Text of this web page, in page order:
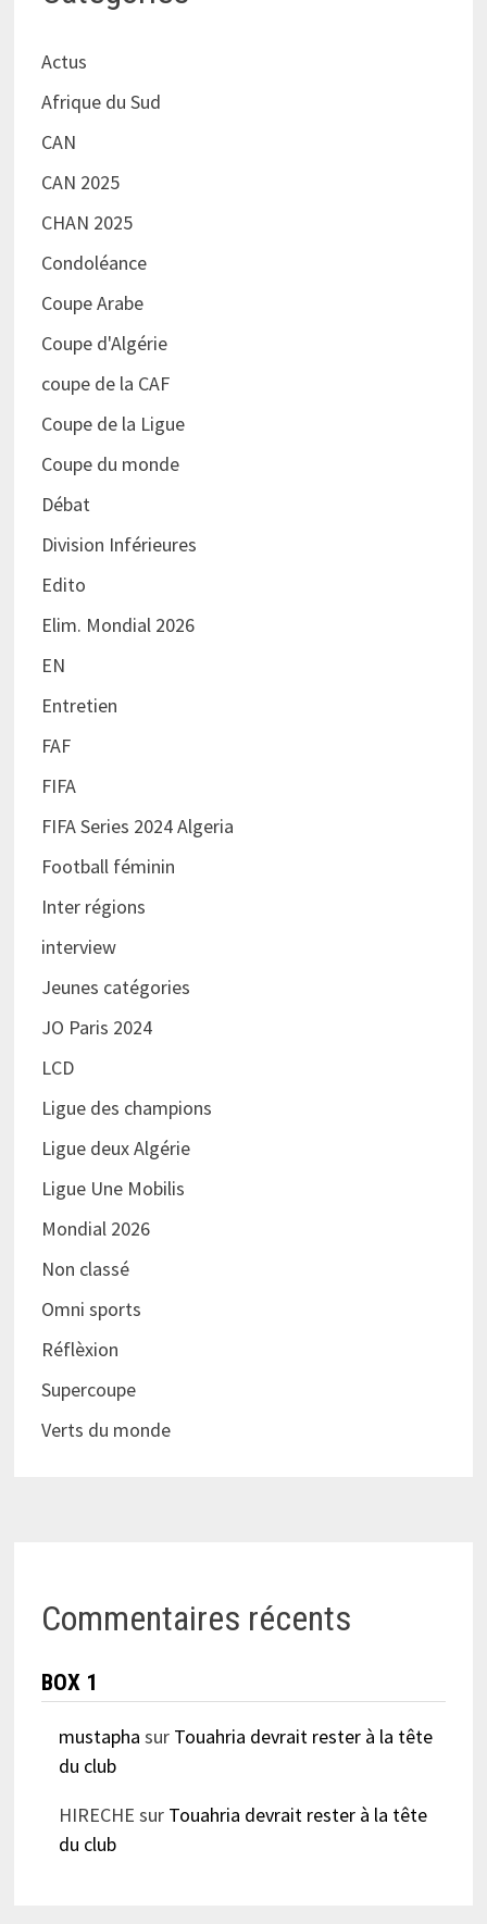
Actus
Afrique du Sud
CAN
CAN 2025
CHAN 2025
Condoléance
Coupe Arabe
Coupe d'Algérie
coupe de la CAF
Coupe de la Ligue
Coupe du monde
Débat
Division Inférieures
Edito
Elim. Mondial 2026
EN
Entretien
FAF
FIFA
FIFA Series 2024 Algeria
Football féminin
Inter régions
interview
Jeunes catégories
JO Paris 2024
LCD
Ligue des champions
Ligue deux Algérie
Ligue Une Mobilis
Mondial 2026
Non classé
Omni sports
Réflèxion
Supercoupe
Verts du monde
Commentaires récents
BOX 1
mustapha sur Touahria devrait rester à la tête
du club
HIRECHE sur Touahria devrait rester à la tête
du club